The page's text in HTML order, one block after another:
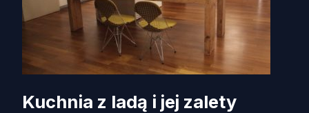
Kuchnia z ladą i jej zalety